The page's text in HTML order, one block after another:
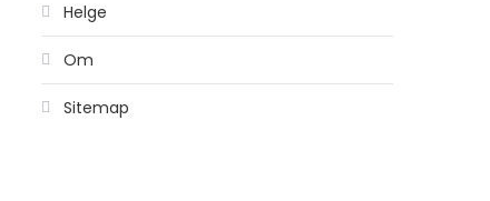
Helge
Om
Sitemap